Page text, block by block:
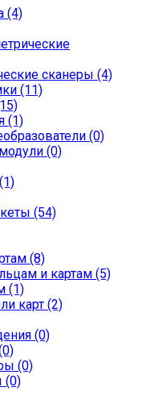
(4)
сканеры (4)
(11)
(1)
(0)
(0)
(54)
(8)
и картам (5)
(1)
карт (2)
(0)
(0)
(0)